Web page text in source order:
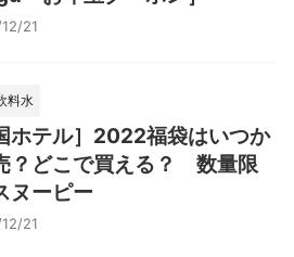
21
料水
ホテル］2022福袋はいつか
？どこで買える？ 数量限
ヌーピー
21